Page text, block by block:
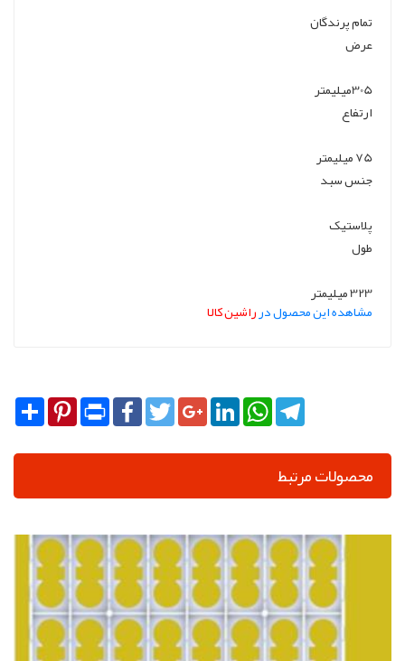
تمام پرندگان
عرض
305میلیمتر
ارتفاع
75 میلیمتر
جنس سبد
پلاستیک
طول
323 میلیمتر
مشاهده این محصول درراشین کالا
Share PinterestPrint FacebookTwitterGoogle+LinkedInWhatsApp
محصولات مرتبط